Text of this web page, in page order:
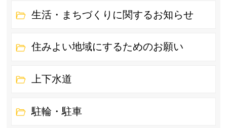
生活・まちづくりに関するお知らせ
住みよい地域にするためのお願い
上下水道
駐輪・駐車